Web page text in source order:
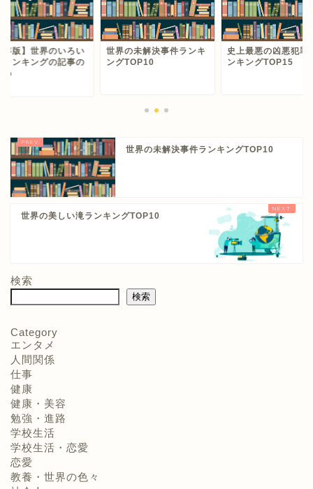
存版】世界のいろい
ランキングの記事の
め
世界の未解決事件ランキ
ングTOP10
史上最悪の凶悪犯罪
ンキングTOP15
世界の未解決事件ランキングTOP10
世界の美しい滝ランキングTOP10
検索
検索
Category
エンタメ
人間関係
仕事
健康
健康・美容
勉強・進路
学校生活
学校生活・恋愛
恋愛
教養・世界の色々